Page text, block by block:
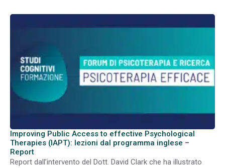
Improving Public Access to effective Psychological
Therapies (IAPT): lezioni dal programma inglese –
Report
Report dall’intervento del Dott. David Clark che ha illustrato